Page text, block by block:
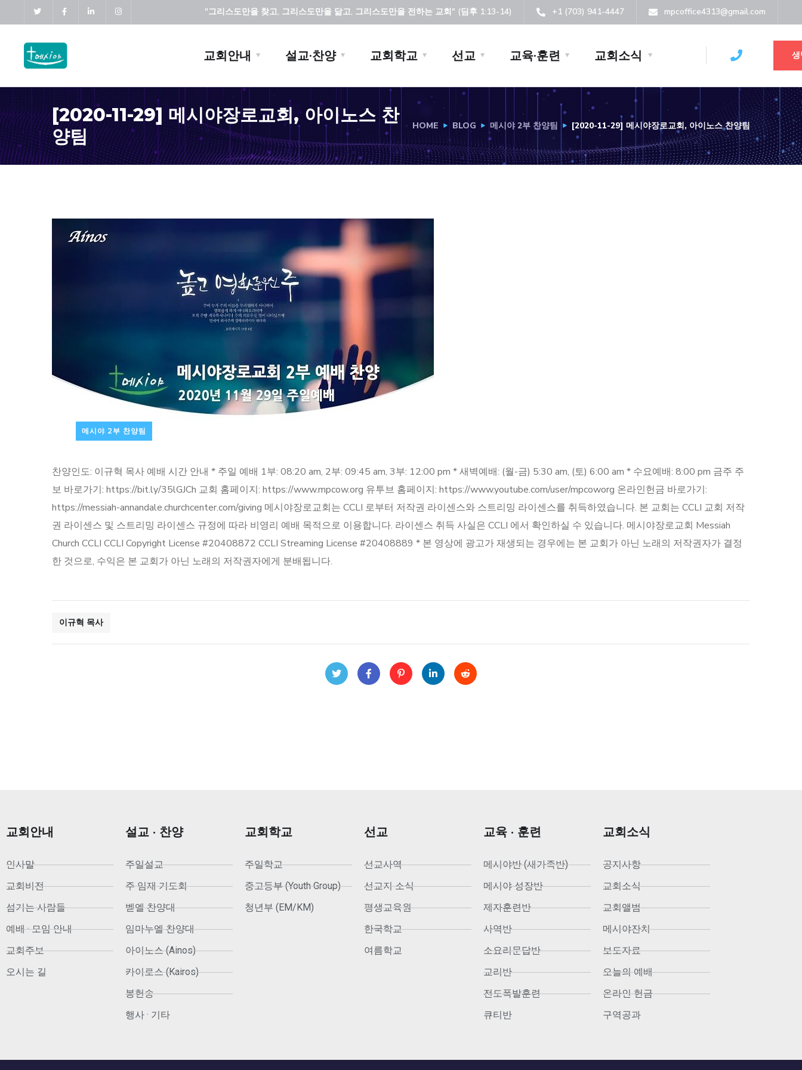
+1 (703) 941-4447 mpcoffice4313@gmail.com
"그리스도만을 찾고, 그리스도만을 닮고, 그리스도만을 전하는 교회" (딤후 1:13-14)
교회안내 설교·찬양 교회학교 선교 교육·훈련 교회소식
[2020-11-29] 메시야장로교회, 아이노스 찬
양팀
HOME BLOG 메시야 2부 찬양팀 [2020-11-29] 메시야장로교회, 아이노스 찬양팀
메시야 2부 찬양팀
찬양인도: 이규혁 목사 예배 시간 안내 * 주일 예배 1부: 08:20 am, 2부: 09:45 am, 3부: 12:00 pm * 새벽예배: (월-금) 5:30 am, (토) 6:00 am * 수요예배: 8:00 pm 금주 주
보 바로가기: https://bit.ly/35lGJCh 교회 홈페이지: https://www.mpcow.org 유투브 홈페이지: https://www.youtube.com/user/mpcoworg 온라인헌금 바로가기:
https://messiah-annandale.churchcenter.com/giving 메시야장로교회는 CCLI 로부터 저작권 라이센스와 스트리밍 라이센스를 취득하였습니다. 본 교회는 CCLI 교회 저작
권 라이센스 및 스트리밍 라이센스 규정에 따라 비영리 예배 목적으로 이용합니다. 라이센스 취득 사실은 CCLI 에서 확인하실 수 있습니다. 메시야장로교회 Messiah
Church CCLI CCLI Copyright License #20408872 CCLI Streaming License #20408889 * 본 영상에 광고가 재생되는 경우에는 본 교회가 아닌 노래의 저작권자가 결정
한 것으로, 수익은 본 교회가 아닌 노래의 저작권자에게 분배됩니다.
이규혁 목사
교회안내
인사말
교회비전
섬기는 사람들
예배 · 모임 안내
교회주보
오시는 길
설교 · 찬양
주일설교
주 임재 기도회
벧엘 찬양대
임마누엘 찬양대
아이노스 (Ainos)
카이로스 (Kairos)
봉헌송
행사 · 기타
교회학교
주일학교
중고등부 (Youth Group)
청년부 (EM/KM)
선교
선교사역
선교지 소식
평생교육원
한국학교
여름학교
교육 · 훈련
메시야반 (새가족반)
메시야 성장반
제자훈련반
사역반
소요리문답반
교리반
전도폭발훈련
큐티반
교회소식
공지사항
교회소식
교회앨범
메시야잔치
보도자료
오늘의 예배
온라인 헌금
구역공과